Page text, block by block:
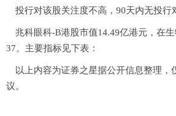
投行对该股关注度不高，90天内无投行
兆科眼科-B港股市值14.49亿港元，在
37。主要指标见下表：
以上内容为证券之星据公开信息整理，
议。